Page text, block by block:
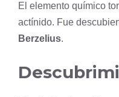
El elemento químico
actínido. Fue
Berzelius.